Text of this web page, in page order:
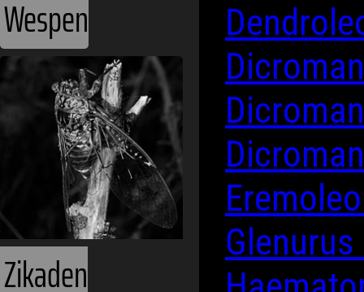
Wespen
Zikaden